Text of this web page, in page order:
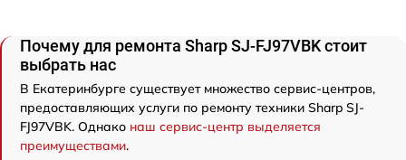
Почему для ремонта Sharp SJ-FJ97VBK стоит
выбрать нас
В Екатеринбурге существует множество сервис-центров,
предоставляющих услуги по ремонту техники Sharp SJ-
FJ97VBK. Однако наш сервис-центр выделяется
преимуществами.